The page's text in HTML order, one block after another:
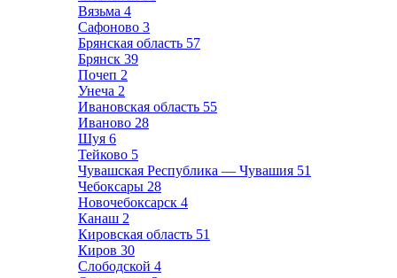
Вязьма 4
Сафоново 3
Брянская область 57
Брянск 39
Почеп 2
Унеча 2
Ивановская область 55
Иваново 28
Шуя 6
Тейково 5
Чувашская Республика — Чувашия 51
Чебоксары 28
Новочебоксарск 4
Канаш 2
Кировская область 51
Киров 30
Слободской 4